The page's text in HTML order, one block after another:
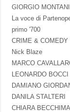
GIORGIO
La voce di
primo '700
CRIME & COMEDY
Nick Blaze
MARCO
LEONARDO BOCCI
DAMIANO
DANILA STALTERI
CHIARA